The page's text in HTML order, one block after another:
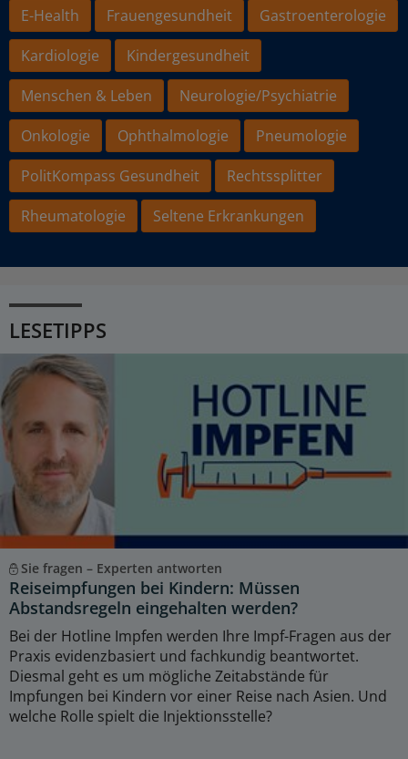
E-Health
Frauengesundheit
Gastroenterologie
Kardiologie
Kindergesundheit
Menschen & Leben
Neurologie/Psychiatrie
Onkologie
Ophthalmologie
Pneumologie
PolitKompass Gesundheit
Rechtssplitter
Rheumatologie
Seltene Erkrankungen
LESETIPPS
Sie fragen – Experten antworten
Reiseimpfungen bei Kindern: Müssen
Abstandsregeln eingehalten werden?
Bei der Hotline Impfen werden Ihre Impf-Fragen aus der
Praxis evidenzbasiert und fachkundig beantwortet.
Diesmal geht es um mögliche Zeitabstände für
Impfungen bei Kindern vor einer Reise nach Asien. Und
welche Rolle spielt die Injektionsstelle?